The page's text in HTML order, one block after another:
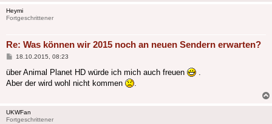
Heymi
Fortgeschrittener
Re: Was können wir 2015 noch an neuen Sendern erwarten?
Beitrag
18.10.2015, 08:23
über Animal Planet HD würde ich mich auch freuen
Aber der wird wohl nicht kommen
UKWFan
Fortgeschrittener